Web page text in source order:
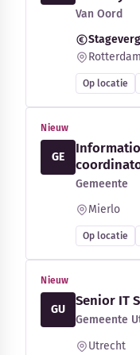
Van Oord
Rotterdam
Op locatie
Nieuw
GE
Gemeente
Mierlo
Op locatie
Nieuw
GU
Senior IT
Gemeente
Utrecht